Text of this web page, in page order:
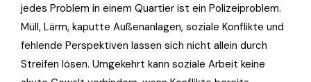
jedes Problem in einem Quartier ist ein Polizeiproblem.
Müll, Lärm, kaputte Außenanlagen, soziale Konflikte und
fehlende Perspektiven lassen sich nicht allein durch
Streifen lösen. Umgekehrt kann soziale Arbeit keine